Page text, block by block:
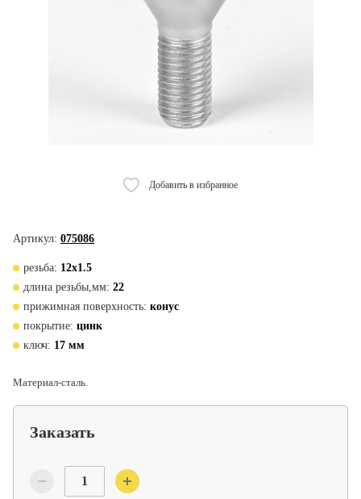
Добавить в избранное
Артикул: 075086
резьба: 12х1.5
длина резьбы,мм: 22
прижимная поверхность: конус
покрытие: цинк
ключ: 17 мм
Материал-сталь.
Заказать